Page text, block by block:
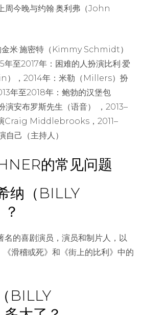
今晚与约翰·奥利弗（John
米·施密特（Kimmy Schmidt）
至2017年：困难的人扮演比利·爱
），2014年：米勒（Millers）扮
年至2018年：鲍勃的汉堡包
安布罗斯先生（语音） ，2013–
Craig Middlebrooks，2011–
己（主持人）
的常见问题
纳（BILLY
的喜剧演员，演员和制片人，以
滑稽或死》和《街上的比利》中的
BILLY